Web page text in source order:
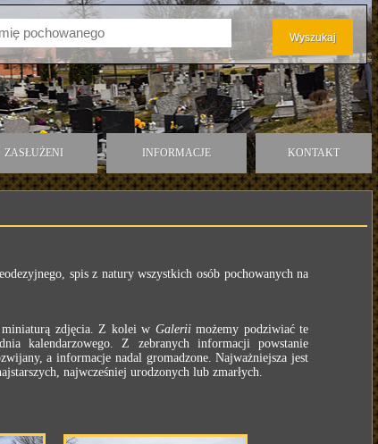
ZASŁUŻENI INFORMACJE KONTAKT
spis z natury wszystkich osób pochowanych na
zdjęcia. Z kolei w Galeriimożemy podziwiać te
kalendarzowego. Z zebranych informacji powstanie
a informacje nadal gromadzone. Najważniejsza jest
najwcześniej urodzonych lub zmarłych.